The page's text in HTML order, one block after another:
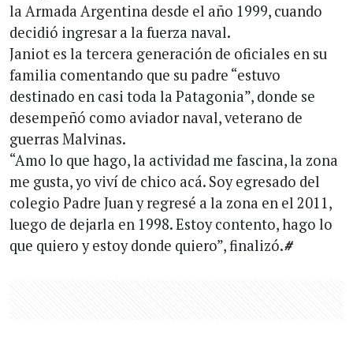
la Armada Argentina desde el año 1999, cuando
decidió ingresar a la fuerza naval.
Janiot es la tercera generación de oficiales en su
familia comentando que su padre “estuvo
destinado en casi toda la Patagonia”, donde se
desempeñó como aviador naval, veterano de
guerras Malvinas.
“Amo lo que hago, la actividad me fascina, la zona
me gusta, yo viví de chico acá. Soy egresado del
colegio Padre Juan y regresé a la zona en el 2011,
luego de dejarla en 1998. Estoy contento, hago lo
que quiero y estoy donde quiero”, finalizó.#